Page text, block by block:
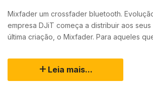
Mixfader um crossfader bluetooth.
empresa DJiT começa a distribuir aos
última criação, o Mixfader. Para aqueles
Leia mais...